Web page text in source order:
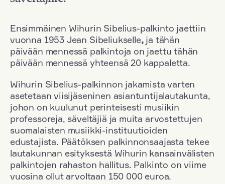
Ensimmäinen Wihurin Sibelius-palkinto jaettiin
vuonna 1953 Jean Sibeliukselle, ja tähän
päivään mennessä palkintoja on jaettu tähän
päivään mennessä yhteensä 20 kappaletta.
Wihurin Sibelius-palkinnon jakamista varten
asetetaan viisijäseninen asiantuntijalautakunta,
johon on kuulunut perinteisesti musiikin
professoreja, säveltäjiä ja muita arvostettujen
suomalaisten musiikki-instituutioiden
edustajista. Päätöksen palkinnonsaajasta tekee
lautakunnan esityksestä Wihurin kansainvälisten
palkintojen rahaston hallitus. Palkinto on viime
vuosina ollut arvoltaan 150 000 euroa.